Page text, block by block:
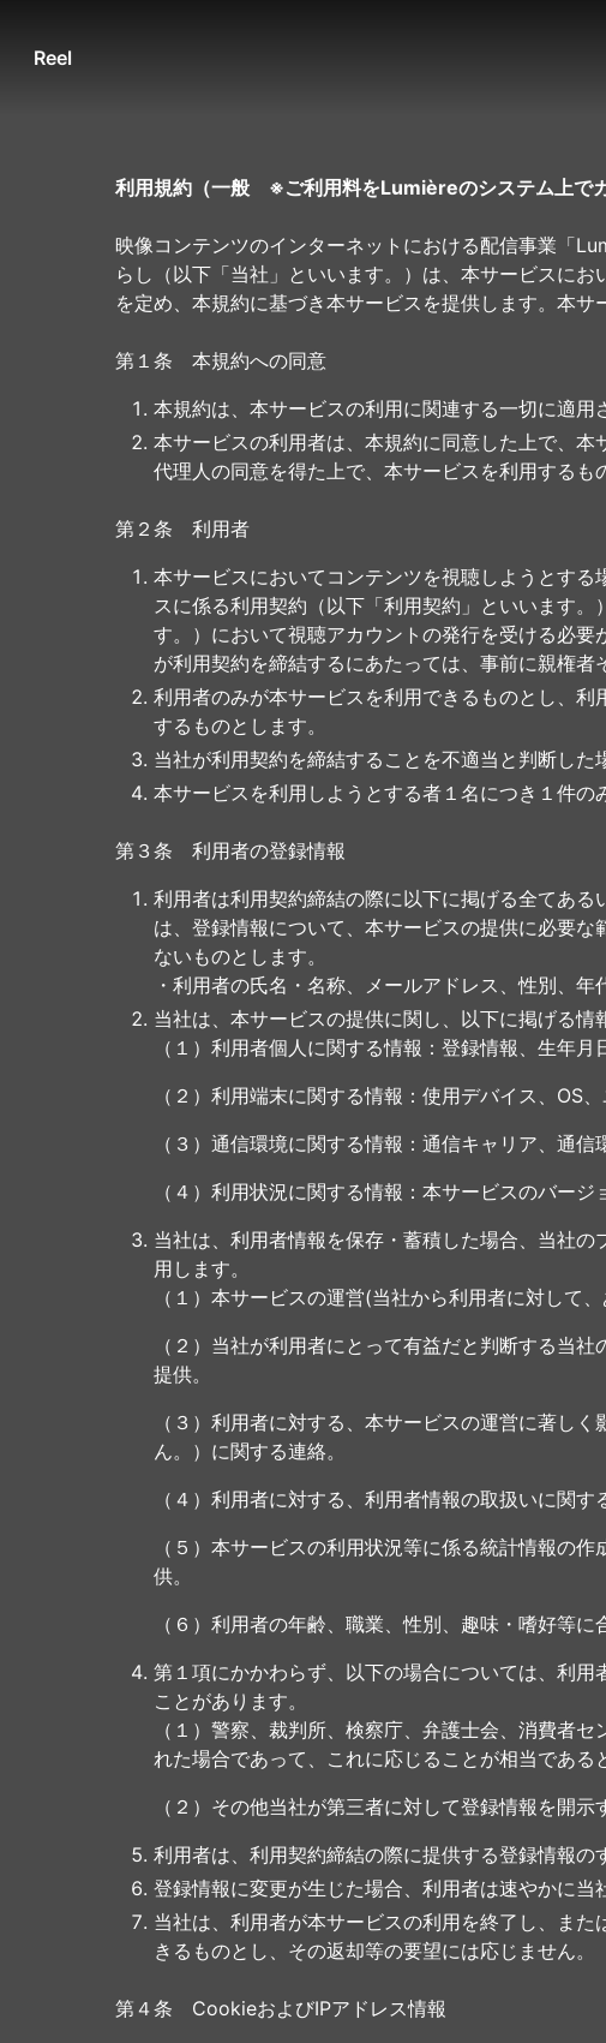
Reel
利用規約（一般 ※ご利用料をLumièreのシステム上でカ
映像コンテンツのインターネットにおける配信事業「
らし（以下「当社」といいます。）は、本サービスに
を定め、本規約に基づき本サービスを提供します。本
第１条 本規約への同意
本規約は、本サービスの利用に関連する一切に適用
本サービスの利用者は、本規約に同意した上で、
代理人の同意を得た上で、本サービスを利用するも
第２条 利用者
本サービスにおいてコンテンツを視聴しようとす
スに係る利用契約（以下「利用契約」といいます
す。）において視聴アカウントの発行を受ける必
が利用契約を締結するにあたっては、事前に親権者
利用者のみが本サービスを利用できるものとし、
するものとします。
当社が利用契約を締結することを不適当と判断した
本サービスを利用しようとする者１名につき１件の
第３条 利用者の登録情報
利用者は利用契約締結の際に以下に掲げる全てあ
は、登録情報について、本サービスの提供に必要
ないものとします。
・利用者の氏名・名称、メールアドレス、性別、年
当社は、本サービスの提供に関し、以下に掲げる
（１）利用者個人に関する情報：登録情報、生年月
（２）利用端末に関する情報：使用デバイス、OS
（３）通信環境に関する情報：通信キャリア、通信
（４）利用状況に関する情報：本サービスのバージ
当社は、利用者情報を保存・蓄積した場合、当社
用します。
（１）本サービスの運営(当社から利用者に対して
（２）当社が利用者にとって有益だと判断する当
提供。
（３）利用者に対する、本サービスの運営に著し
ん。）に関する連絡。
（４）利用者に対する、利用者情報の取扱いに関す
（５）本サービスの利用状況等に係る統計情報の
供。
（６）利用者の年齢、職業、性別、趣味・嗜好等に
第１項にかかわらず、以下の場合については、利
ことがあります。
（１）警察、裁判所、検察庁、弁護士会、消費者
れた場合であって、これに応じることが相当である
（２）その他当社が第三者に対して登録情報を開
利用者は、利用契約締結の際に提供する登録情報の
登録情報に変更が生じた場合、利用者は速やかに当
当社は、利用者が本サービスの利用を終了し、ま
きるものとし、その返却等の要望には応じません。
第４条 CookieおよびIPアドレス情報